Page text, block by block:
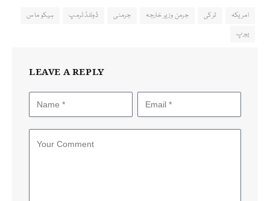
امریکہ ترکی جرمن وزیر خارجہ جرمنی ڈونلڈ ٹرمپ
ہیکو ماس
یورپ
LEAVE A REPLY